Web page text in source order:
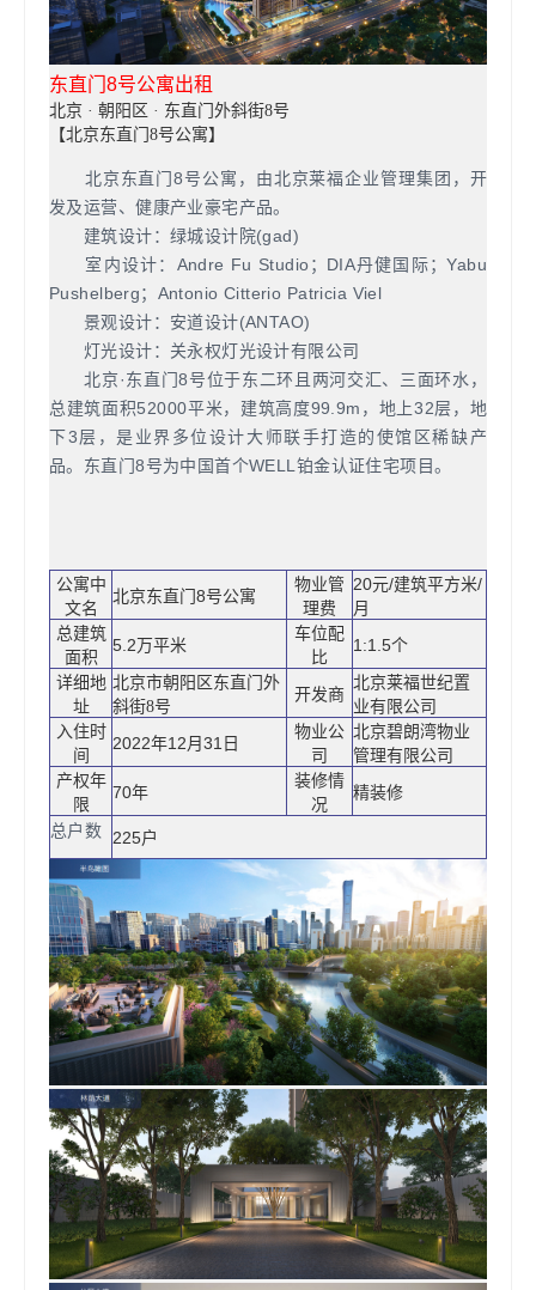
东直门8号公寓出租
北京 · 朝阳区 · 东直门外斜街8号
【北京东直门8号公寓】
北京东直门8号公寓，由北京莱福企业管理集团，开
发及运营、健康产业豪宅产品。
建筑设计：绿城设计院(gad)
室内设计：Andre Fu Studio；DIA丹健国际；Yabu
Pushelberg；Antonio Citterio Patricia Viel
景观设计：安道设计(ANTAO)
灯光设计：关永权灯光设计有限公司
北京·东直门8号位于东二环且两河交汇、三面环水，
总建筑面积52000平米，建筑高度99.9m，地上32层，地
下3层，是业界多位设计大师联手打造的使馆区稀缺产
品。东直门8号为中国首个WELL铂金认证住宅项目。
公寓中
文名
北京东直门8号公寓
物业管
理费
20元/建筑平方米/
月
总建筑
面积
5.2万平米
车位配
比
1:1.5个
详细地
址
北京市朝阳区东直门外
斜街8号
开发商
北京莱福世纪置
业有限公司
入住时
间
2022年12月31日
物业公
司
北京碧朗湾物业
管理有限公司
产权年
限
70年
装修情
况
精装修
总户数
225户